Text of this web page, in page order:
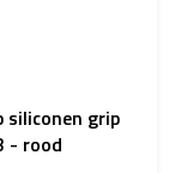
siliconen grip
- rood